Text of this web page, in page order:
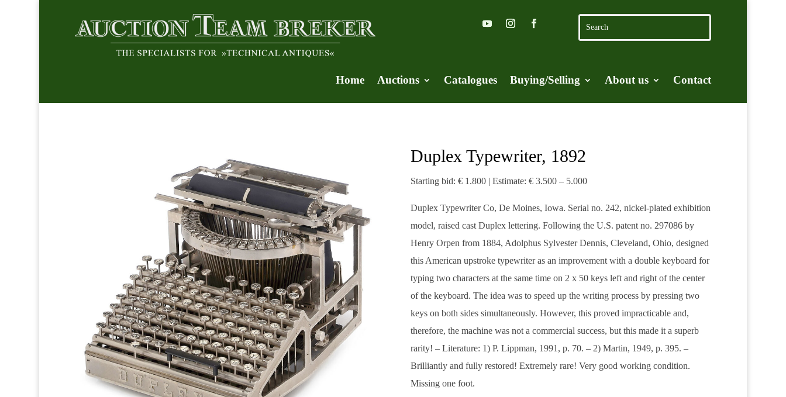
Home Auctions Catalogues Buying/Selling About us Contact
Duplex Typewriter, 1892
Starting bid: € 1.800 | Estimate: € 3.500 – 5.000
Duplex Typewriter Co, De Moines, Iowa. Serial no. 242, nickel-plated exhibition
model, raised cast Duplex lettering. Following the U.S. patent no. 297086 by
Henry Orpen from 1884, Adolphus Sylvester Dennis, Cleveland, Ohio, designed
this American upstroke typewriter as an improvement with a double keyboard for
typing two characters at the same time on 2 x 50 keys left and right of the center
of the keyboard. The idea was to speed up the writing process by pressing two
keys on both sides simultaneously. However, this proved impracticable and,
therefore, the machine was not a commercial success, but this made it a superb
rarity! – Literature: 1) P. Lippman, 1991, p. 70. – 2) Martin, 1949, p. 395. –
Brilliantly and fully restored! Extremely rare! Very good working condition.
Missing one foot.